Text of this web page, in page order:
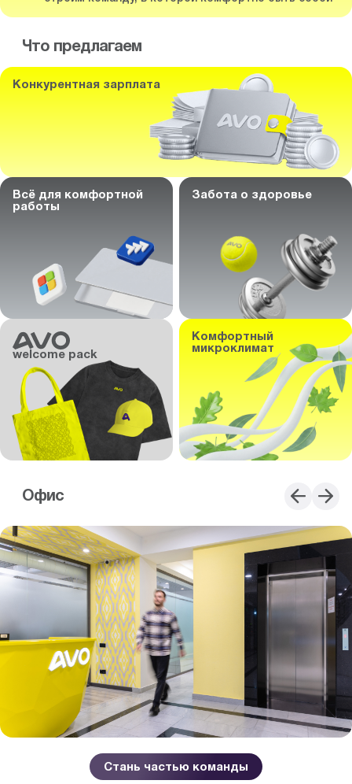
Что предлагаем
Конкурентная зарплата
Всё для комфортной
работы
Забота о здоровье
welcome pack
Комфортный
микроклимат
Офис
Стань частью команды